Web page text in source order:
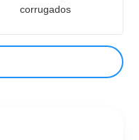
corrugados